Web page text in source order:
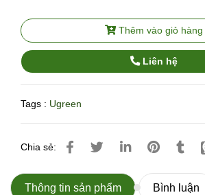
Thêm vào giỏ hàng
Liên hệ
Tags : Ugreen
Chia sẻ:
Thông tin sản phẩm Bình luận